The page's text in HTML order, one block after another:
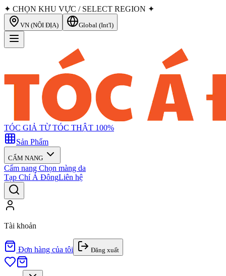
✦ CHỌN KHU VỰC / SELECT REGION ✦
VN (NỘI ĐỊA) Global (Int'l)
TÓC GIẢ TỪ TÓC THẬT 100%
Sản Phẩm
CẨM NANG
Cẩm nang Chọn màng da
Tạp Chí Á ĐôngLiên hệ
Tài khoản
Đơn hàng của tôi Đăng xuất